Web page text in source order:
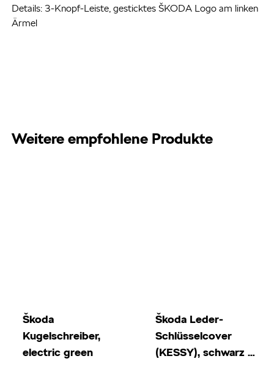
Details: 3-Knopf-Leiste, gesticktes ŠKODA Logo am linken
Ärmel
Weitere empfohlene Produkte
Škoda
Kugelschreiber,
electric green
Škoda Leder-
Schlüsselcover
(KESSY), schwarz mit